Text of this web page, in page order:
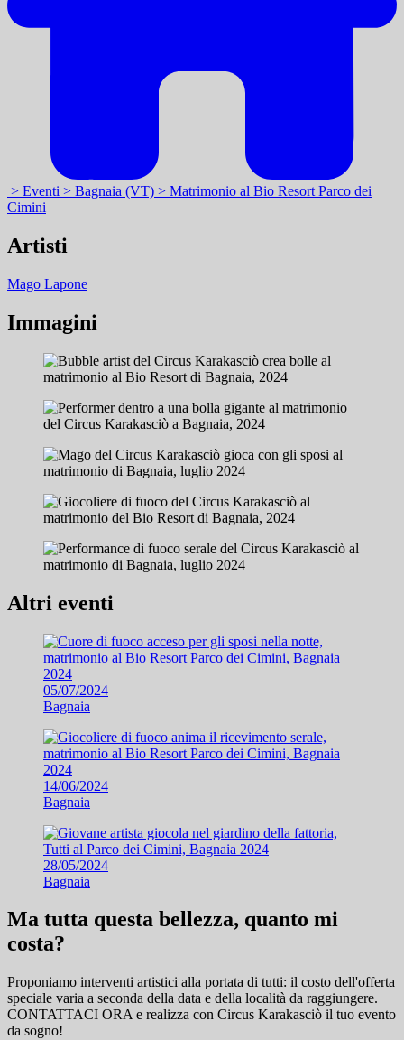
> Eventi > Bagnaia (VT) > Matrimonio al Bio Resort Parco dei
Cimini
Artisti
Mago Lapone
Immagini
Altri eventi
05/07/2024
Bagnaia
14/06/2024
Bagnaia
28/05/2024
Bagnaia
Ma tutta questa bellezza, quanto mi
costa?
Proponiamo interventi artistici alla portata di tutti: il costo dell'offerta
speciale varia a seconda della data e della località da raggiungere.
CONTATTACI ORA e realizza con Circus Karakasciò il tuo evento
da sogno!